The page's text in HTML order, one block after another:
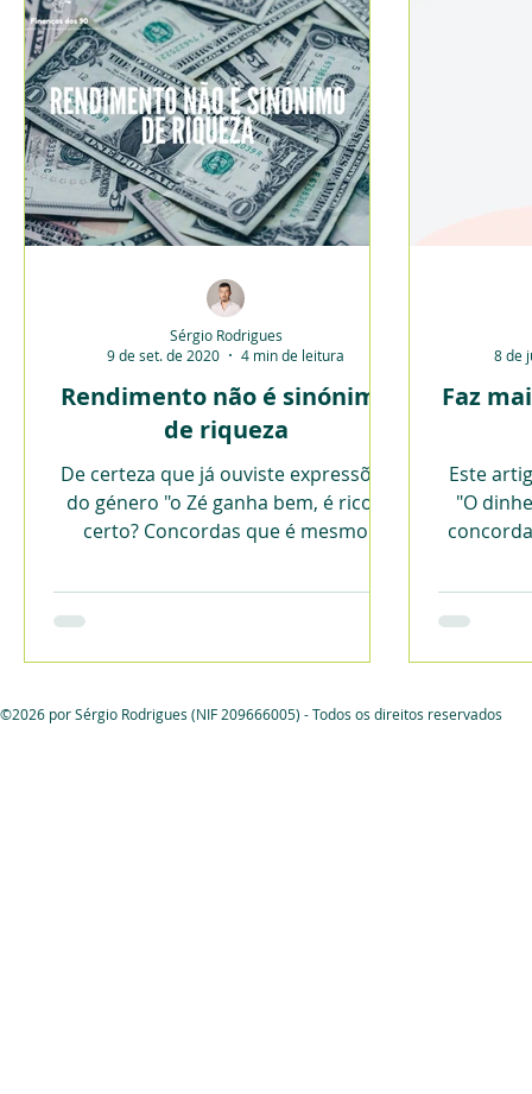
Rendimento não é sinónimo
de riqueza
De certeza que já ouviste expressões
do género "o Zé ganha bem, é rico",
certo? Concordas que é mesmo
Sérgio Rodrigues
9 de set. de 2020
4 min de leitura
Faz
Este
"O
8 de
©2026 por Sérgio Rodrigues (NIF 209666005) - Todos os direitos reservados